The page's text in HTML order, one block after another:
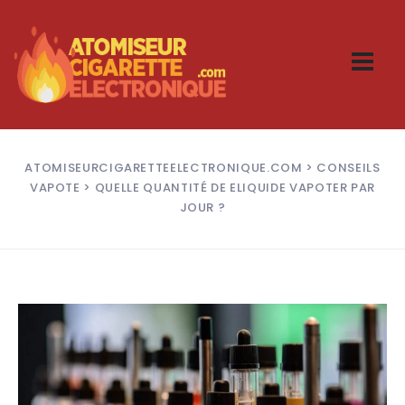
ATOMISEURCIGARETTEELECTRONIQUE.COM > CONSEILS
VAPOTE > QUELLE QUANTITÉ DE ELIQUIDE VAPOTER PAR
JOUR ?